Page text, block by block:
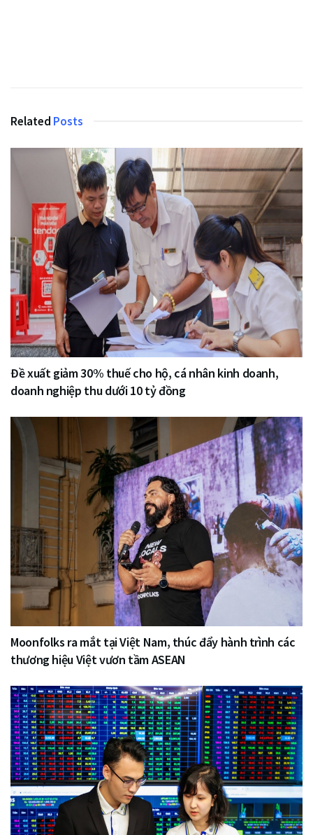
Related Posts
Đề xuất giảm 30% thuế cho hộ, cá nhân kinh doanh,
doanh nghiệp thu dưới 10 tỷ đồng
Moonfolks ra mắt tại Việt Nam, thúc đẩy hành trình các
thương hiệu Việt vươn tầm ASEAN